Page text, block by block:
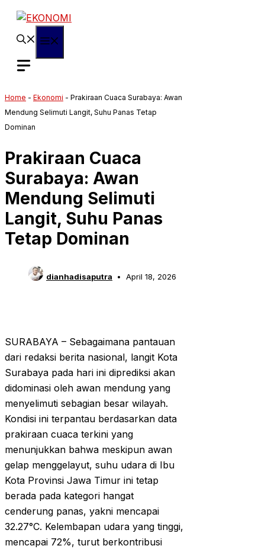
Langsung
Home - Ekonomi - Prakiraan Cuaca Surabaya: Awan
Mendung Selimuti Langit, Suhu Panas Tetap
Dominan
Prakiraan Cuaca
Surabaya: Awan
Mendung Selimuti
Langit, Suhu Panas
Tetap Dominan
dianhadisaputra April 18, 2026
SURABAYA – Sebagaimana pantauan
dari redaksi berita nasional, langit Kota
Surabaya pada hari ini diprediksi akan
didominasi oleh awan mendung yang
menyelimuti sebagian besar wilayah.
Kondisi ini terpantau berdasarkan data
prakiraan cuaca terkini yang
menunjukkan bahwa meskipun awan
gelap menggelayut, suhu udara di Ibu
Kota Provinsi Jawa Timur ini tetap
berada pada kategori hangat
cenderung panas, yakni mencapai
32.27°C. Kelembapan udara yang tinggi,
mencapai 72%, turut berkontribusi